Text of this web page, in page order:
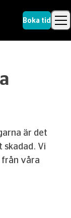
Boka tid
är det
Vi
från våra